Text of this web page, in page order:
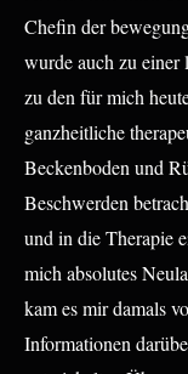
Chefin der
wurde auch zu
zu den für mich
ganzheitliche
Beckenboden und
Beschwerden
und in die Therapie
mich absolutes
kam es mir damals
Informationen